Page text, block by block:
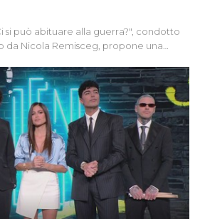
si può abituare alla guerra?", condotto
da Nicola Remisceg, propone una
sia diventata una realtà pervasiva.
coinvolta in conflitti armati, il
considerarla un fenomeno